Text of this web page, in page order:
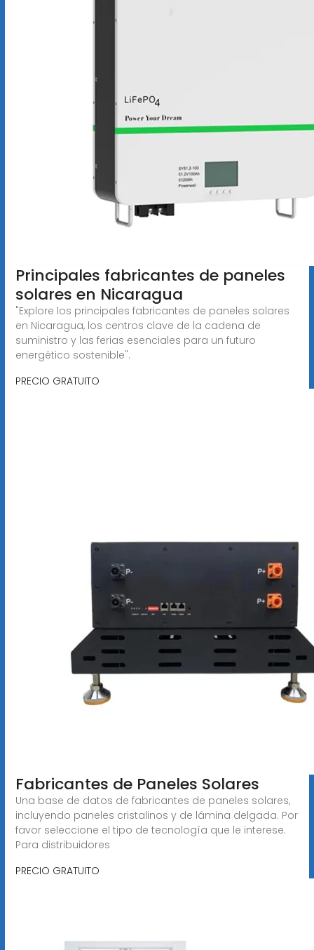
Principales fabricantes de paneles
solares en Nicaragua
"Explore los principales fabricantes de paneles solares
en Nicaragua, los centros clave de la cadena de
suministro y las ferias esenciales para un futuro
energético sostenible".
PRECIO GRATUITO
Fabricantes de Paneles Solares
Una base de datos de fabricantes de paneles solares,
incluyendo paneles cristalinos y de lámina delgada. Por
favor seleccione el tipo de tecnología que le interese.
Para distribuidores
PRECIO GRATUITO